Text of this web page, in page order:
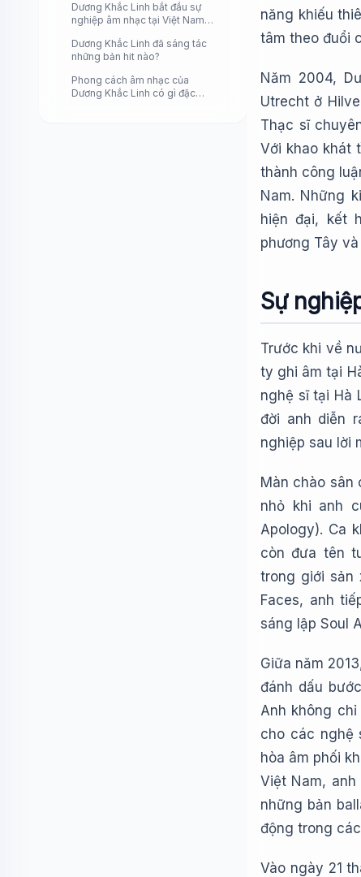
Dương Khắc Linh bắt đầu sự
nghiệp âm nhạc tại Việt Nam
Dương Khắc Linh đã sáng tác
những bản hit nào?
Phong cách âm nhạc của
Dương Khắc Linh có gì đặc
năng khiếu
tâm theo đuổi
Năm 2004,
Utrecht ở
Thạc sĩ
Với khao khát
thành công
Nam. Những
hiện đại, kết
phương Tây
Sự
Trước khi về
ty ghi âm tại
nghệ sĩ tại Hà
đời anh diễn
nghiệp sau lời
Màn chào sân
nhỏ khi anh
Apology). Ca
còn đưa tên
trong giới sản
Faces, anh
sáng lập Soul
Giữa năm
đánh dấu
Anh không
cho các nghệ
hòa âm phối
Việt Nam,
những bản
động trong
Vào ngày 21